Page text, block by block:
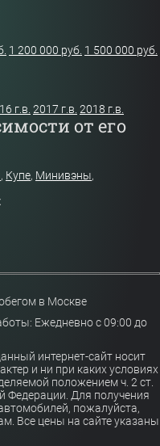
1 200 000 руб. 1 500 000 руб.
г.в. 2017 г.в. 2018 г.в.
от его
, Купе, Минивэны,
в Москве
Ежедневно с 09:00 до
интернет-сайт носит
и ни при каких условиях
положением ч. 2 ст.
Федерации. Для получения
пожалуйста,
Все цены на сайте указаны